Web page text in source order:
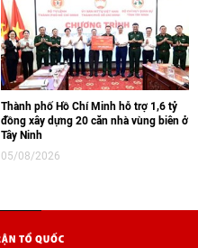
Thành phố Hồ Chí Minh hỗ trợ 1,6 tỷ
đồng xây dựng 20 căn nhà vùng biên ở
Tây Ninh
05/08/2026